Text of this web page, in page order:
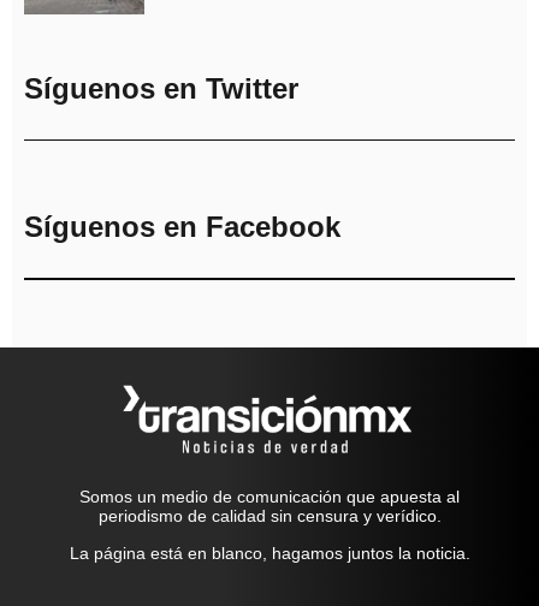
Síguenos en Twitter
Síguenos en Facebook
Somos un medio de comunicación que apuesta al
periodismo de calidad sin censura y verídico.
La página está en blanco, hagamos juntos la noticia.